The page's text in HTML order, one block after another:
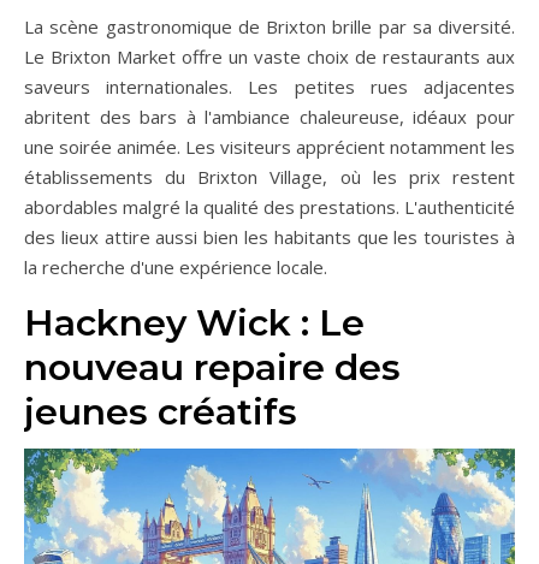
La scène gastronomique de Brixton brille par sa diversité.
Le Brixton Market offre un vaste choix de restaurants aux
saveurs internationales. Les petites rues adjacentes
abritent des bars à l'ambiance chaleureuse, idéaux pour
une soirée animée. Les visiteurs apprécient notamment les
établissements du Brixton Village, où les prix restent
abordables malgré la qualité des prestations. L'authenticité
des lieux attire aussi bien les habitants que les touristes à
la recherche d'une expérience locale.
Hackney Wick : Le
nouveau repaire des
jeunes créatifs